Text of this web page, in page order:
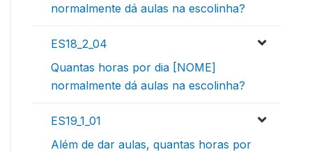
normalmente dá aulas na escolinha?
ES18_2_04
Quantas horas por dia [NOME]
normalmente dá aulas na escolinha?
ES19_1_01
Além de dar aulas, quantas horas por